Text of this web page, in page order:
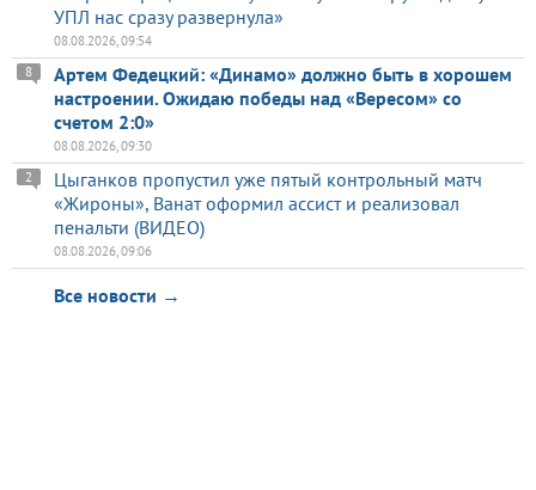
УПЛ нас сразу развернула»
08.08.2026, 09:54
Артем Федецкий: «Динамо» должно быть в хорошем
настроении. Ожидаю победы над «Вересом» со
счетом 2:0»
8
08.08.2026, 09:30
Цыганков пропустил уже пятый контрольный матч
«Жироны», Ванат оформил ассист и реализовал
пенальти (ВИДЕО)
2
08.08.2026, 09:06
Все новости →